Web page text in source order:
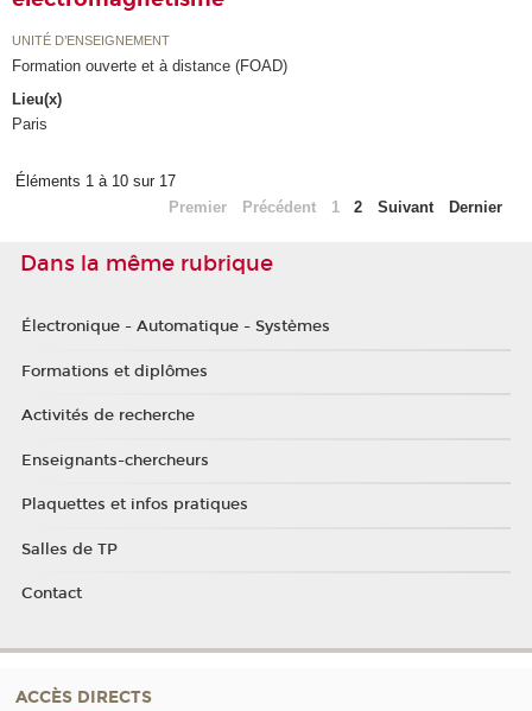
UNITÉ D’ENSEIGNEMENT
Formation ouverte et à distance (FOAD)
Lieu(x)
Paris
Éléments 1 à 10 sur 17
Premier
Précédent 1 2 Suivant Dernier
Dans la même rubrique
Électronique - Automatique - Systèmes
Formations et diplômes
Activités de recherche
Enseignants-chercheurs
Plaquettes et infos pratiques
Salles de TP
Contact
ACCÈS DIRECTS